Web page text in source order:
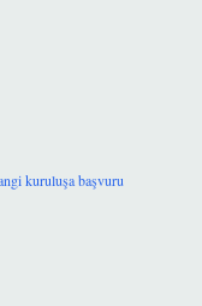
kuruluşa başvuru